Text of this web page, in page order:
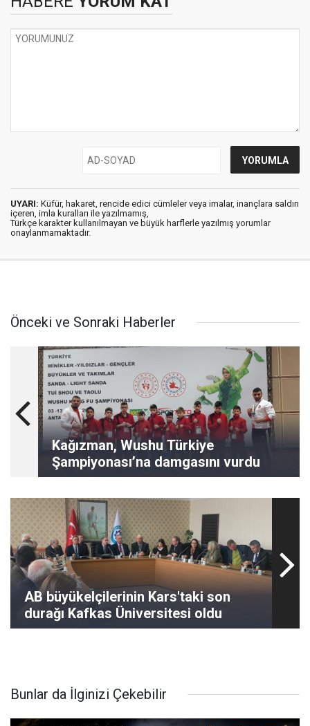
UYARI: Küfür, hakaret, rencide edici cümleler veya imalar, inançlara saldırı
içeren, imla kuralları ile yazılmamış,
Türkçe karakter kullanılmayan ve büyük harflerle yazılmış yorumlar
onaylanmamaktadır.
Önceki ve Sonraki Haberler
Kağızman, Wushu Türkiye
Şampiyonası’na damgasını vurdu
AB büyükelçilerinin Kars'taki son
durağı Kafkas Üniversitesi oldu
Bunlar da İlginizi Çekebilir